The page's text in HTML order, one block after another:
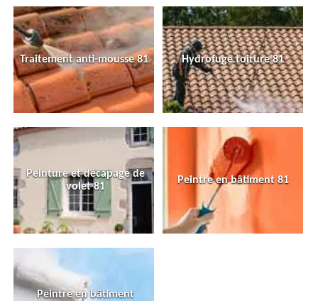
Traitement anti-mousse 81 Hydrofuge toiture 81
Peinture et décapage de
volet 81
Peintre en bâtiment 81
Peintre en bâtiment